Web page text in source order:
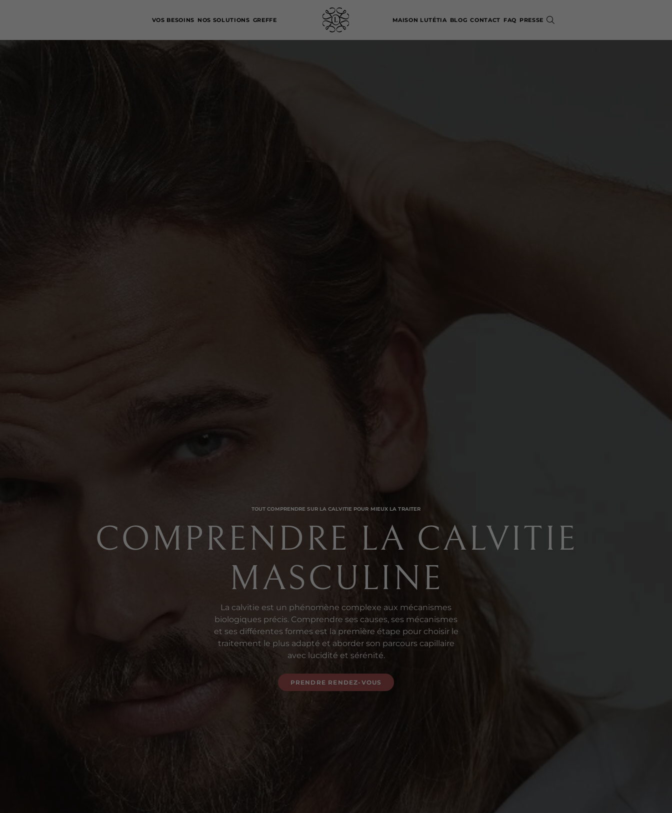
VOS BESOINS NOS SOLUTIONS GREFFE MAISON LUTÉTIA BLOG CONTACT FAQ PRESSE
TOUT COMPRENDRE SUR LA CALVITIE POUR MIEUX LA TRAITER
COMPRENDRE LA CALVITIE
MASCULINE
La calvitie est un phénomène complexe aux mécanismes
biologiques précis. Comprendre ses causes, ses mécanismes
et ses différentes formes est la première étape pour choisir le
traitement le plus adapté et aborder son parcours capillaire
avec lucidité et sérénité.
PRENDRE RENDEZ-VOUS